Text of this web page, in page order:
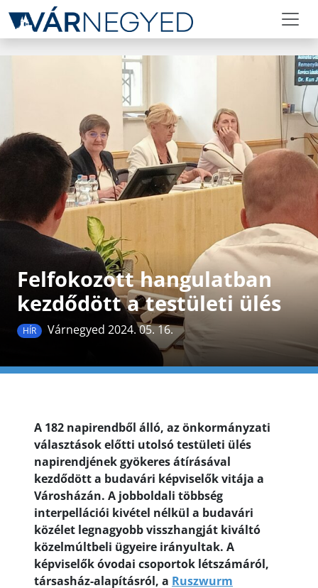
Felfokozott hangulatban
kezdődött a testületi ülés
HÍR Várnegyed 2024. 05. 16.
A 182 napirendből álló, az önkormányzati
választások előtti utolsó testületi ülés
napirendjének gyökeres átírásával
kezdődött a budavári képviselők vitája a
Városházán. A jobboldali többség
interpellációi kivétel nélkül a budavári
közélet legnagyobb visszhangját kiváltó
közelmúltbeli ügyeire irányultak. A
képviselők óvodai csoportok létszámáról,
társasház-alapításról, a Ruszwurm